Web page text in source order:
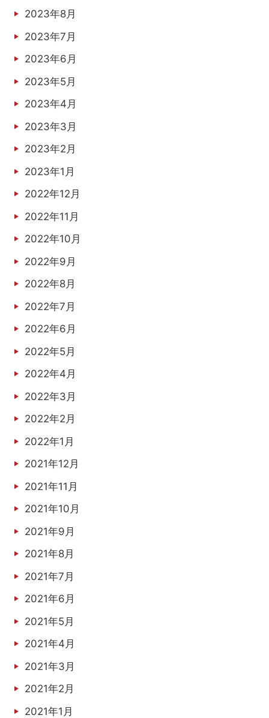
2023年8月
2023年7月
2023年6月
2023年5月
2023年4月
2023年3月
2023年2月
2023年1月
2022年12月
2022年11月
2022年10月
2022年9月
2022年8月
2022年7月
2022年6月
2022年5月
2022年4月
2022年3月
2022年2月
2022年1月
2021年12月
2021年11月
2021年10月
2021年9月
2021年8月
2021年7月
2021年6月
2021年5月
2021年4月
2021年3月
2021年2月
2021年1月